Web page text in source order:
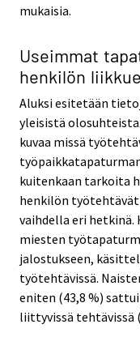
mukaisia.
Useimmat
henkilön
Aluksi esitetään
yleisistä
kuvaa missä
kuitenkaan tarkoita
henkilön työtehtävät
vaihdella eri hetkinä.
miesten
jalostukseen,
työtehtävissä.
eniten (43,8 %)
liittyvissä tehtävissä